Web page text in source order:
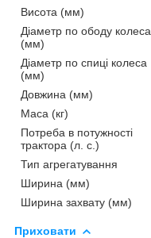
Висота (мм)
Діаметр по ободу колеса
(мм)
Діаметр по спиці колеса
(мм)
Довжина (мм)
Маса (кг)
Потреба в потужності
трактора (л. с.)
Тип агрегатування
Ширина (мм)
Ширина захвату (мм)
Приховати